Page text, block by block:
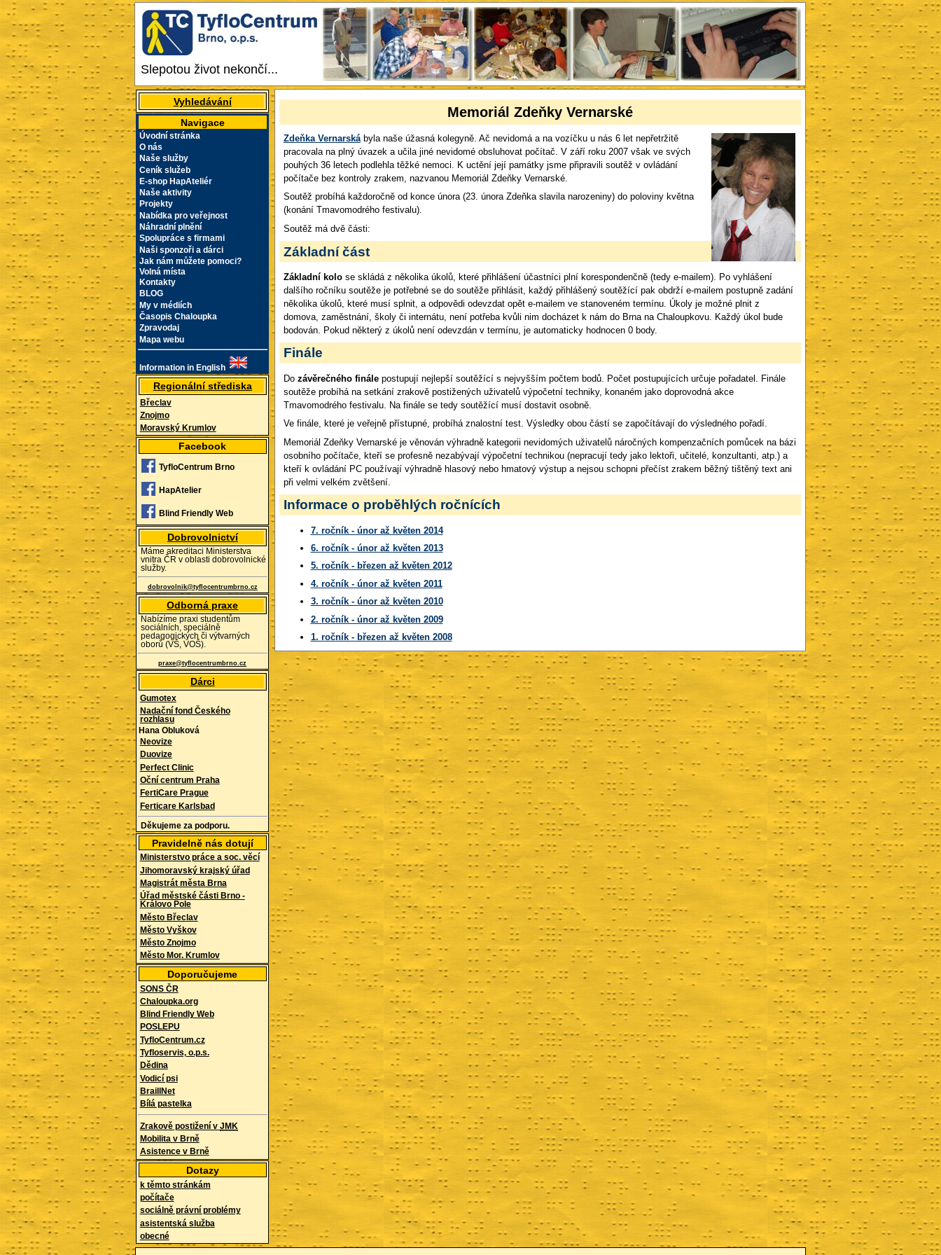
Slepotou život nekončí...
Memoriál Zdeňky Vernarské
Zdeňka Vernarskábyla naše úžasná kolegyně. Ač nevidomá a na vozíčku u nás 6 let nepřetržitě
pracovala na plný úvazek a učila jiné nevidomé obsluhovat počítač. V září roku 2007 však ve svých
pouhých 36 letech podlehla těžké nemoci. K uctění její památky jsme připravili soutěž v ovládání
počítače bez kontroly zrakem, nazvanou Memoriál Zdeňky Vernarské.
Soutěž probíhá každoročně od konce února (23. února Zdeňka slavila narozeniny) do poloviny května
(konání Tmavomodrého festivalu).
Soutěž má dvě části:
Základní část
Základní kolose skládá z několika úkolů, které přihlášení účastníci plní korespondenčně (tedy e-mailem). Po vyhlášení
dalšího ročníku soutěže je potřebné se do soutěže přihlásit, každý přihlášený soutěžící pak obdrží e-mailem postupně zadání
několika úkolů, které musí splnit, a odpovědi odevzdat opět e-mailem ve stanoveném termínu. Úkoly je možné plnit z
domova, zaměstnání, školy či internátu, není potřeba kvůli nim docházet k nám do Brna na Chaloupkovu. Každý úkol bude
bodován. Pokud některý z úkolů není odevzdán v termínu, je automaticky hodnocen 0 body.
Finále
Do závěrečného finálepostupují nejlepší soutěžící s nejvyšším počtem bodů. Počet postupujících určuje pořadatel. Finále
soutěže probíhá na setkání zrakově postižených uživatelů výpočetní techniky, konaném jako doprovodná akce
Tmavomodrého festivalu. Na finále se tedy soutěžící musí dostavit osobně.
Ve finále, které je veřejně přístupné, probíhá znalostní test. Výsledky obou částí se započítávají do výsledného pořadí.
Memoriál Zdeňky Vernarské je věnován výhradně kategorii nevidomých uživatelů náročných kompenzačních pomůcek na bázi
osobního počítače, kteří se profesně nezabývají výpočetní technikou (nepracují tedy jako lektoři, učitelé, konzultanti, atp.) a
kteří k ovládání PC používají výhradně hlasový nebo hmatový výstup a nejsou schopni přečíst zrakem běžný tištěný text ani
při velmi velkém zvětšení.
Informace o proběhlých ročnících
7. ročník - únor až květen 2014
6. ročník - únor až květen 2013
5. ročník - březen až květen 2012
4. ročník - únor až květen 2011
3. ročník - únor až květen 2010
2. ročník - únor až květen 2009
1. ročník - březen až květen 2008
Vyhledávání
Navigace
Úvodní stránka
O nás
Naše služby
Ceník služeb
E-shop HapAteliér
Naše aktivity
Projekty
Nabídka pro veřejnost
Náhradní plnění
Spolupráce s firmami
Naši sponzoři a dárci
Jak nám můžete pomoci?
Volná místa
Kontakty
BLOG
My v médiích
Časopis Chaloupka
Zpravodaj
Mapa webu
Information in English
Regionální střediska
Břeclav
Znojmo
Moravský Krumlov
Facebook
TyfloCentrum Brno
HapAtelier
Blind Friendly Web
Dobrovolnictví
Máme akreditaci Ministerstva
vnitra ČR v oblasti dobrovolnické
služby.
dobrovolnik@tyflocentrumbrno.cz
Odborná praxe
Nabízíme praxi studentům
sociálních, speciálně
pedagogických či výtvarných
oborů (VŠ, VOŠ).
praxe@tyflocentrumbrno.cz
Dárci
Gumotex
Nadační fond Českého
rozhlasu
Hana Obluková
Neovize
Duovize
Perfect Clinic
Oční centrum Praha
FertiCare Prague
Ferticare Karlsbad
Děkujeme za podporu.
Pravidelně nás dotují
Ministerstvo práce a soc. věcí
Jihomoravský krajský úřad
Magistrát města Brna
Úřad městské části Brno -
Královo Pole
Město Břeclav
Město Vyškov
Město Znojmo
Město Mor. Krumlov
Doporučujeme
SONS ČR
Chaloupka.org
Blind Friendly Web
POSLEPU
TyfloCentrum.cz
Tyfloservis, o.p.s.
Dědina
Vodicí psi
BraillNet
Bílá pastelka
Zrakově postižení v JMK
Mobilita v Brně
Asistence v Brně
Dotazy
k těmto stránkám
počítače
sociálně právní problémy
asistentská služba
obecné